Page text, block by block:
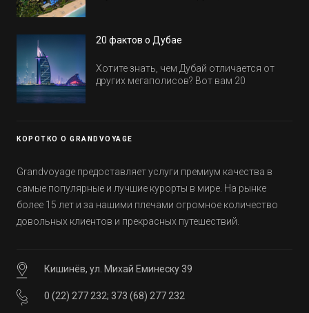
обычно на первые заезды дают промо-
20 фактов о Дубае
Хотите знать, чем Дубай отличается от
других мегаполисов? Вот вам 20
КОРОТКО О GRANDVOYAGE
Grandvoyage предоставляет услуги премиум качества в
самые популярные и лучшие курорты в мире. На рынке
более 15 лет и за нашими плечами огромное количество
довольных клиентов и прекрасных путешествий.
Кишинёв, ул. Михай Еминеску 39
0 (22) 277 232; 373 (68) 277 232